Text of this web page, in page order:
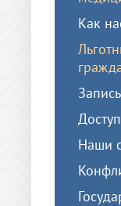
Как
Наши